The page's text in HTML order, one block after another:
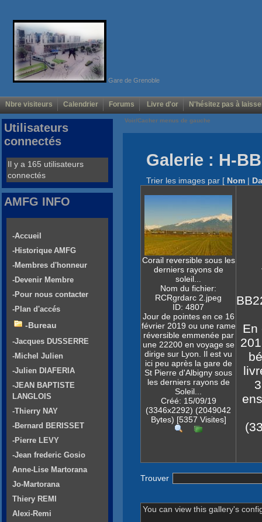
Gare de Grenoble
Nbre visiteurs Calendrier Forums Livre d'or N'hésitez pas à
Voir/Cacher menus de gauche
Galerie : H-
Trier les images par [ Nom |
Corail reversible sous les
derniers rayons de
soleil...
Nom du fichier:
RCRgrdarc 2.jpeg
ID: 4807
Jour de pointes en ce 16
février 2019 ou une rame
réversible emmenée par
une 22200 en voyage se
dirige sur Lyon. Il est vu
ici peu après la gare de
St Pierre d'Albigny sous
les derniers rayons de
Soleil...
Créé: 15/09/19
(3346x2292) (2049042
Bytes) [5357 Visites]
En
Trouver
You can view this gallery's
Utilisateurs
connectés
Il y a 165 utilisateurs
connectés
AMFG INFO
-Accueil
-Historique AMFG
-Membres d'honneur
-Devenir Membre
-Pour nous contacter
-Plan d'accés
-Bureau
-Jacques DUSSERRE
-Michel Julien
-Julien DIAFERIA
-JEAN BAPTISTE
LANGLOIS
-Thierry NAY
-Bernard BERISSET
-Pierre LEVY
-Jean frederic Gosio
Anne-Lise Martorana
Jo-Martorana
Thiery REMI
Alexi-Remi